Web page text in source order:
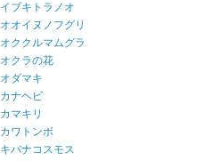
イブキトラノオ
オオイヌノフグリ
オククルマムグラ
オクラの花
オダマキ
カナヘビ
カマキリ
カワトンボ
キバナコスモス